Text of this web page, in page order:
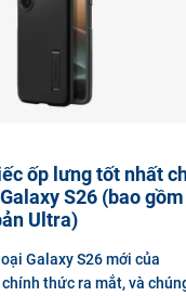
ốp lưng tốt nhất
S26 (bao gồm
Ultra)
Galaxy S26 mới của
thức ra mắt, và